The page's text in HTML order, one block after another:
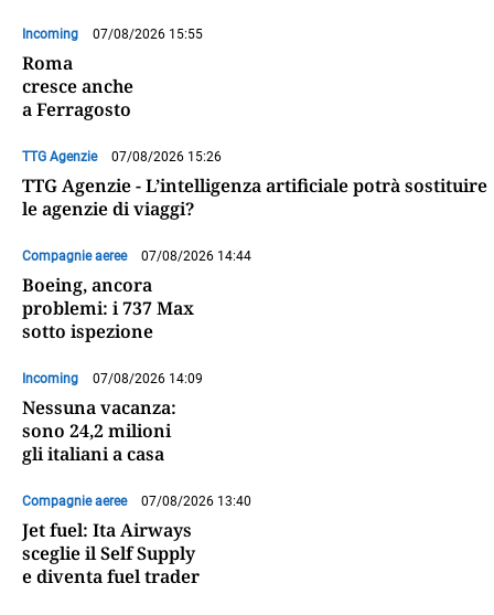
Incoming 07/08/2026 15:55
Roma
cresce anche
a Ferragosto
TTG Agenzie 07/08/2026 15:26
TTG Agenzie - L’intelligenza artificiale potrà sostituire
le agenzie di viaggi?
Compagnie aeree 07/08/2026 14:44
Boeing, ancora
problemi: i 737 Max
sotto ispezione
Incoming 07/08/2026 14:09
Nessuna vacanza:
sono 24,2 milioni
gli italiani a casa
Compagnie aeree 07/08/2026 13:40
Jet fuel: Ita Airways
sceglie il Self Supply
e diventa fuel trader